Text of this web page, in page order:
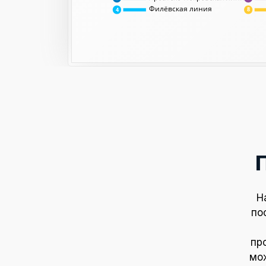
Филёвская линия
8
4